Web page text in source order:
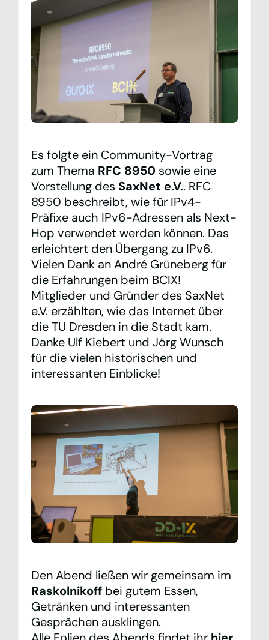
Es folgte ein Community-Vortrag
zum Thema RFC 8950 sowie eine
Vorstellung des SaxNet e.V.. RFC
8950 beschreibt, wie für IPv4-
Präfixe auch IPv6-Adressen als Next-
Hop verwendet werden können. Das
erleichtert den Übergang zu IPv6.
Vielen Dank an André Grüneberg für
die Erfahrungen beim BCIX!
Mitglieder und Gründer des SaxNet
e.V. erzählten, wie das Internet über
die TU Dresden in die Stadt kam.
Danke Ulf Kiebert und Jörg Wunsch
für die vielen historischen und
interessanten Einblicke!
Den Abend ließen wir gemeinsam im
Raskolnikoff bei gutem Essen,
Getränken und interessanten
Gesprächen ausklingen.